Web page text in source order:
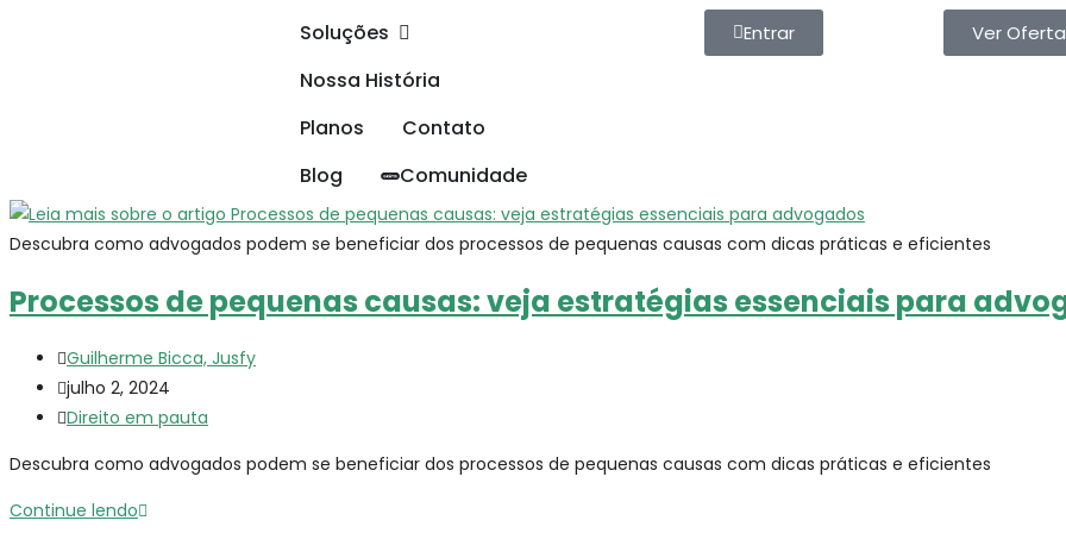
Soluções
Nossa História
Planos
Contato
Blog
Comunidade
Entrar Ver Oferta
Descubra como advogados podem se beneficiar dos processos de pequenas causas com dicas práticas e eficientes
Processos de pequenas causas: veja estratégias essenciais para
Guilherme Bicca, Jusfy
julho 2, 2024
Direito em pauta
Descubra como advogados podem se beneficiar dos processos de pequenas causas com dicas práticas e eficientes
Continue lendo